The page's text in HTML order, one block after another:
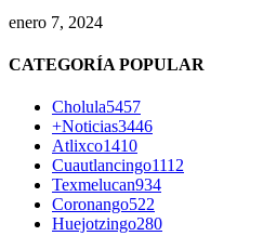
enero 7, 2024
CATEGORÍA POPULAR
Cholula5457
+Noticias3446
Atlixco1410
Cuautlancingo1112
Texmelucan934
Coronango522
Huejotzingo280